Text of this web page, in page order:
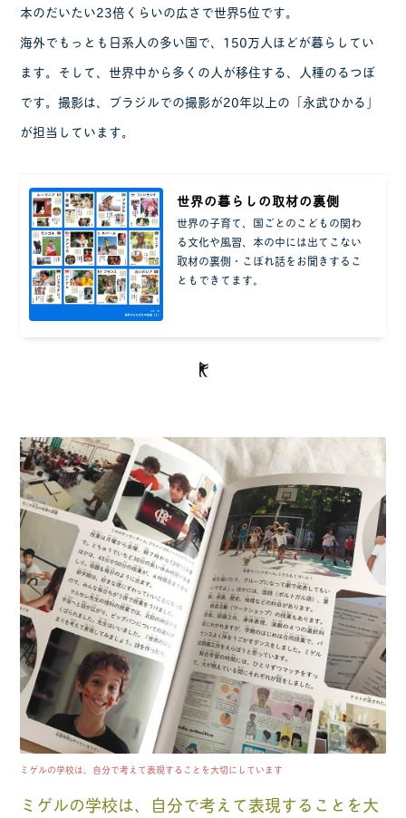
本のだいたい23倍くらいの広さで世界5位です。
海外でもっとも日系人の多い国で、150万人ほどが暮らしてい
ます。そして、世界中から多くの人が移住する、人種のるつぼ
です。撮影は、ブラジルでの撮影が20年以上の「永武ひかる」
が担当しています。
世界の暮らしの取材の裏側
世界の子育て、国ごとのこどもの関わ
る文化や風習、本の中には出てこない
取材の裏側・こぼれ話をお聞きするこ
ともできてます。
ミゲルの学校は、自分で考えて表現することを大切にしています
ミゲルの学校は、自分で考えて表現することを大